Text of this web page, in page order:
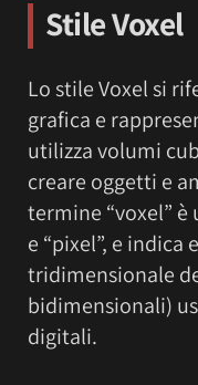
Stile Voxel
Lo stile Voxel si
grafica e
utilizza volumi
creare oggetti e
termine “voxel” è
e “pixel”, e indica
tridimensionale
bidimensionali)
digitali.